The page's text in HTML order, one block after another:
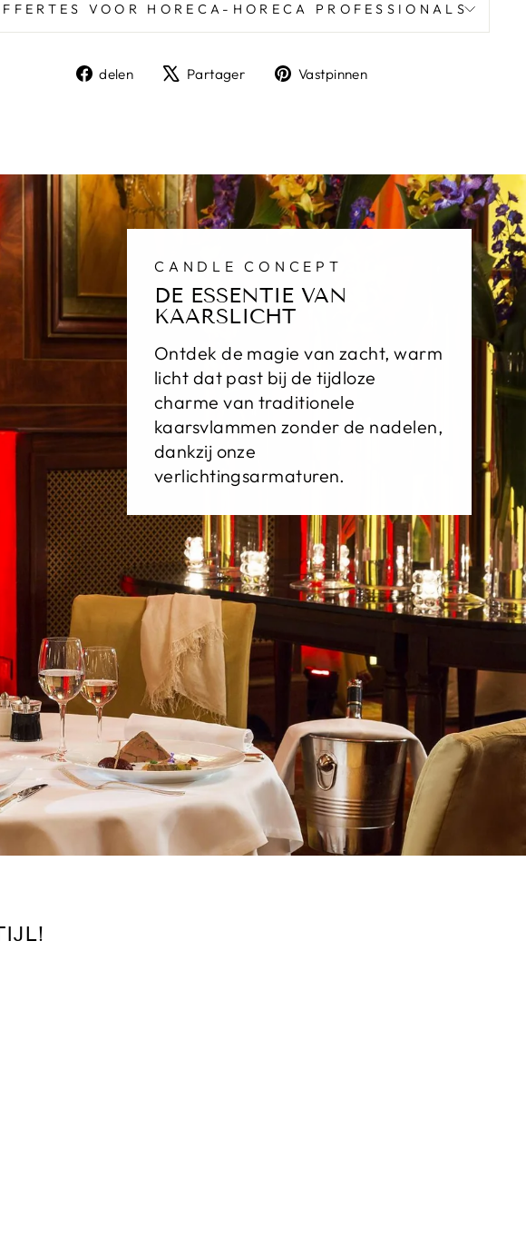
VOOR HORECA-HORECA PROFESSIONALS
delen
DelenPartager
TweeterVastpinnen
CANDLE CONCEPT
DE ESSENTIE VAN
KAARSLICHT
Ontdek de magie van zacht, warm
licht dat past bij de tijdloze
charme van traditionele
kaarsvlammen zonder de nadelen,
dankzij onze
verlichtingsarmaturen.